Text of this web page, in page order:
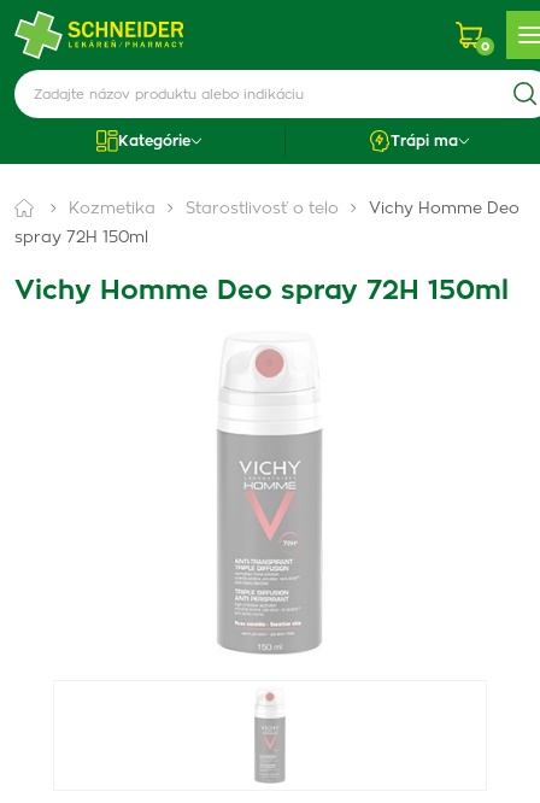
0
Kategórie Trápi ma
Kozmetika Starostlivosť o telo
Vichy Homme Deo
spray 72H 150ml
Vichy Homme Deo spray 72H 150ml